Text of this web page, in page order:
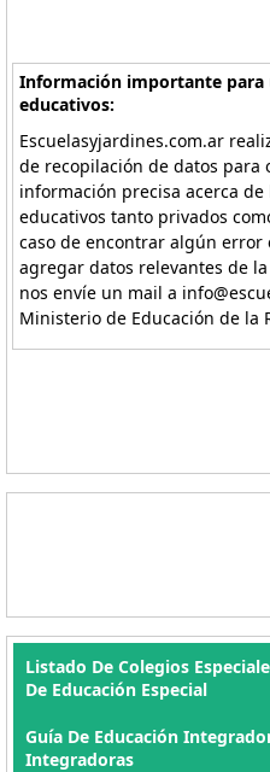
Información importante para
educativos:
Escuelasyjardines.com.ar
de recopilación de datos para
información precisa acerca
educativos tanto privados
caso de encontrar algún
agregar datos relevantes de
nos envíe un mail a
Ministerio de Educación de la
Listado De Colegios
De Educación Especial
Guía De Educación
Integradoras